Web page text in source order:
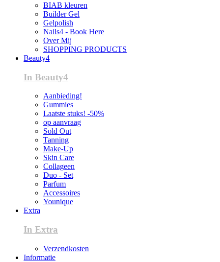
BIAB kleuren
Builder Gel
Gelpolish
Nails4 - Book Here
Over Mij
SHOPPING PRODUCTS
Beauty4
In Beauty4
Aanbieding!
Gummies
Laatste stuks! -50%
op aanvraag
Sold Out
Tanning
Make-Up
Skin Care
Collageen
Duo - Set
Parfum
Accessoires
Younique
Extra
In Extra
Verzendkosten
Informatie